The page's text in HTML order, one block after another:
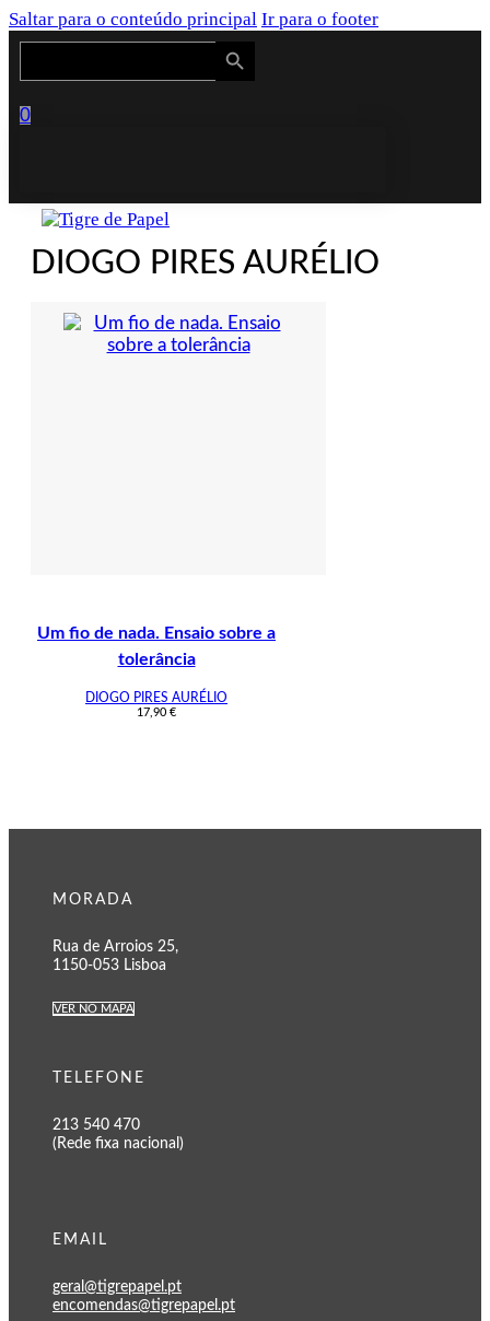
Saltar para o conteúdo principal Ir para o footer
Search
Search Button
0
DIOGO PIRES AURÉLIO
Um fio de nada. Ensaio sobre a
tolerância
DIOGO PIRES AURÉLIO
17,90 €
MORADA
Rua de Arroios 25,
1150-053 Lisboa
VER NO MAPA
TELEFONE
213 540 470
(Rede fixa nacional)
EMAIL
geral@tigrepapel.pt
encomendas@tigrepapel.pt